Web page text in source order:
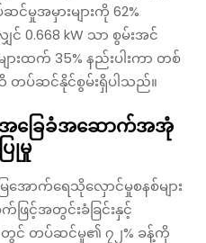
င်မှုအမှားများကို 62%
င် 0.668 kW သာ စွမ်းအင်
းထက် 35% နည်းပါးကာ တစ်
တပ်ဆင်နိုင်စွမ်းရှိပါသည်။
အခြေခံအဆောက်အအုံ
ြုမှု
ေအောက်ရေသိုလှောင်မှုစနစ်များ
ြင့်အတွင်းခံခြင်းနှင့်
တွင် တပ်ဆင်မှု၏ ၇၂% ခန့်ကို